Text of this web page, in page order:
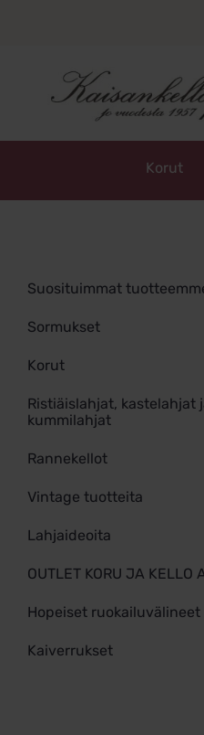
Korut
Suosituimmat
Sormukset
Korut
Ristiäislahjat, kastelahjat
kummilahjat
Rannekellot
Vintage tuotteita
Lahjaideoita
OUTLET KORU JA KELLO
Hopeiset ruokailuvälineet
Kaiverrukset